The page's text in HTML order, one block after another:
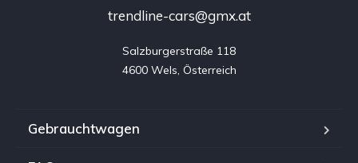
trendline-cars@gmx.at
Salzburgerstraße 118
4600 Wels, Österreich
Gebrauchtwagen